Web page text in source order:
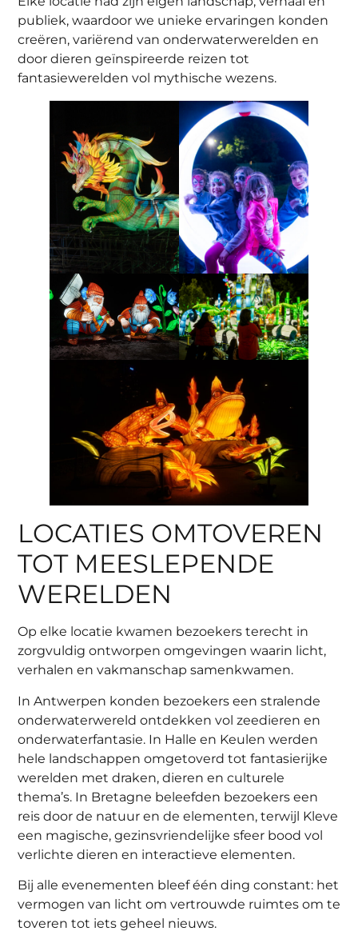
publiek, waardoor we unieke ervaringen konden
creëren, variërend van onderwaterwerelden en
door dieren geïnspireerde reizen tot
fantasiewerelden vol mythische wezens.
LOCATIES OMTOVEREN
TOT MEESLEPENDE
WERELDEN
Op elke locatie kwamen bezoekers terecht in
zorgvuldig ontworpen omgevingen waarin licht,
verhalen en vakmanschap samenkwamen.
In Antwerpen konden bezoekers een stralende
onderwaterwereld ontdekken vol zeedieren en
onderwaterfantasie. In Halle en Keulen werden
hele landschappen omgetoverd tot fantasierijke
werelden met draken, dieren en culturele
thema’s. In Bretagne beleefden bezoekers een
reis door de natuur en de elementen, terwijl Kleve
een magische, gezinsvriendelijke sfeer bood vol
verlichte dieren en interactieve elementen.
Bij alle evenementen bleef één ding constant: het
vermogen van licht om vertrouwde ruimtes om te
toveren tot iets geheel nieuws.